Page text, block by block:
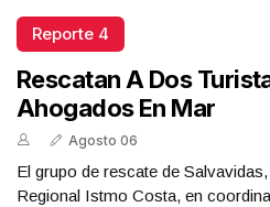
Reporte 4
Rescatan A Dos
Ahogados En Mar
Agosto 06
El grupo de rescate de
Regional Istmo Costa, en